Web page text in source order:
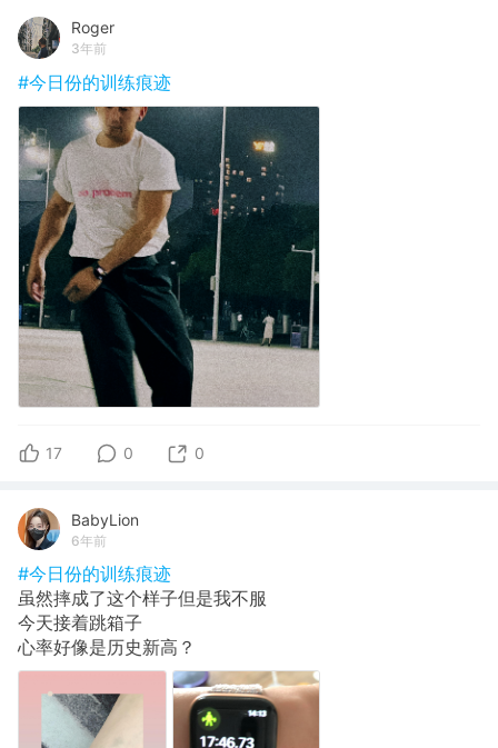
Roger
3年前
#今日份的训练痕迹
17 0 0
BabyLion
6年前
#今日份的训练痕迹
虽然摔成了这个样子但是我不服
今天接着跳箱子
心率好像是历史新高？